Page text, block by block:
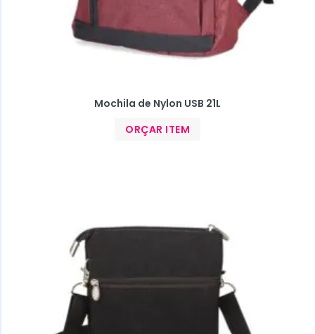
Mochila de Nylon USB 21L
ORÇAR ITEM